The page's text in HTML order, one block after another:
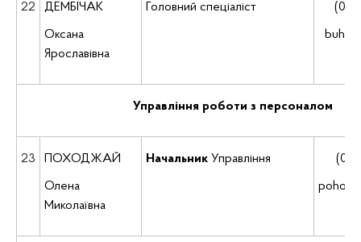
22 ДЕМБІЧАК
Оксана
Ярославівна
Головний спеціаліст
Управління роботи з персоналом
23 ПОХОДЖАЙ
Олена
Миколаївна
Начальник Управління